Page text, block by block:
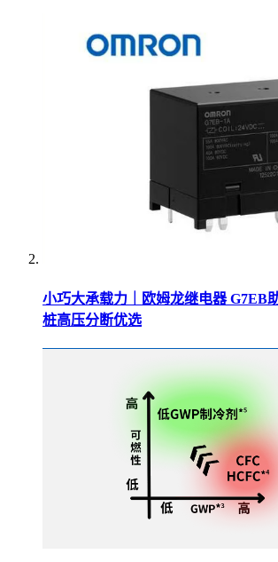
小巧大承载力｜欧姆龙继电器 G7EB
桩高压分断优选